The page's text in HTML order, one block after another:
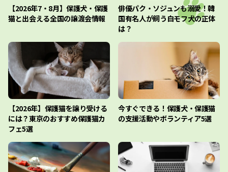
【2026年7・8月】保護犬・保護
猫と出会える全国の譲渡会情報
俳優パク・ソジュンも溺愛！韓
国有名人が飼う白モフ犬の正体
は？
【2026年】保護猫を譲り受ける
には？東京のおすすめ保護猫カ
フェ5選
今すぐできる！保護犬・保護猫
の支援活動やボランティア5選